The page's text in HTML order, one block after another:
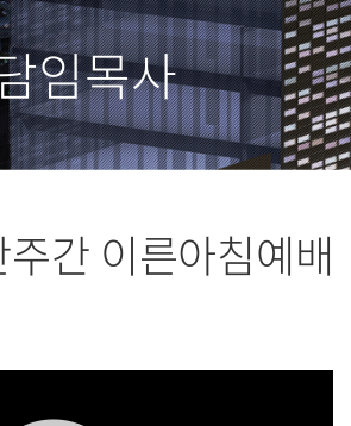
임목사
간 이른아침예배